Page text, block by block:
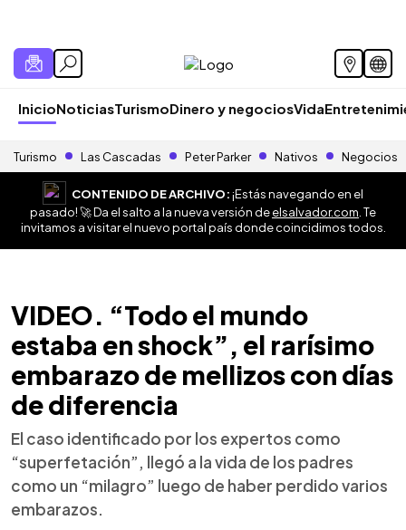
InicioNoticiasTurismoDinero y negociosVida
Turismo Las Cascadas Peter Parker Nativos Negocios
CONTENIDO DE ARCHIVO:¡Estás navegando en el
pasado! 🚀 Da el salto a la nueva versión deelsalvador.com . Te
invitamos a visitar el nuevo portal país donde coincidimos todos.
VIDEO. “Todo el mundo
estaba en shock”, el rarísimo
embarazo de mellizos con días
de diferencia
El caso identificado por los expertos como
“superfetación”, llegó a la vida de los padres
como un “milagro” luego de haber perdido varios
embarazos.